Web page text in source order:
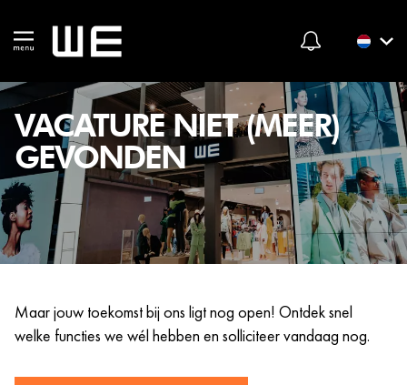
VACATURE NIET (MEER)
GEVONDEN
Maar jouw toekomst bij ons ligt nog open! Ontdek snel
welke functies we wél hebben en solliciteer vandaag nog.